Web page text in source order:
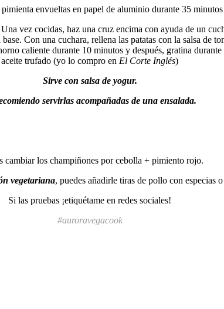
envueltas en papel de aluminio durante 35
vez cocidas, haz una cruz encima con ayuda de un
Con una cuchara, rellena las patatas con la salsa de
caliente durante 10 minutos y después, gratina
aceite trufado (yo lo compro en El Corte Inglés)
Sirve con salsa de yogur.
servirlas acompañadas de una ensalada.
cambiar los champiñones por cebolla + pimiento rojo.
vegetariana, puedes añadirle tiras de pollo con especias
Si las pruebas ¡etiquétame en redes sociales!
#auroravegacook